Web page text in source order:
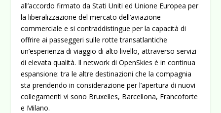
all’accordo firmato da Stati Uniti ed Unione Europea per
la liberalizzazione del mercato dell’aviazione
commerciale e si contraddistingue per la capacità di
offrire ai passeggeri sulle rotte transatlantiche
un’esperienza di viaggio di alto livello, attraverso servizi
di elevata qualità. Il network di OpenSkies è in continua
espansione: tra le altre destinazioni che la compagnia
sta prendendo in considerazione per l’apertura di nuovi
collegamenti vi sono Bruxelles, Barcellona, Francoforte
e Milano.